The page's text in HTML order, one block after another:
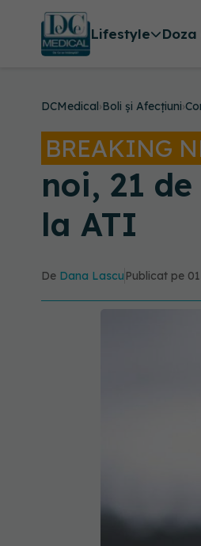
Lifestyle
DCMedical›Boli și Afecțiuni›
BREAKING
noi, 21
la ATI
De Dana Lascu Publicat pe